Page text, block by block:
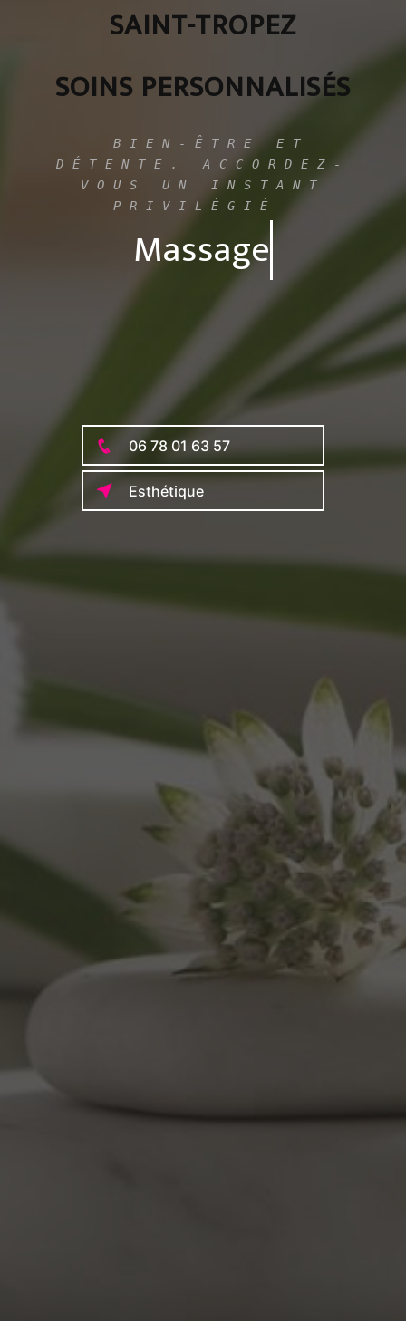
SAINT-TROPEZ
SOINS PERSONNALISÉS
BIEN-ÊTRE ET
DÉTENTE. ACCORDEZ-
VOUS UN INSTANT
PRIVILÉGIÉ
Massage
06 78 01 63 57
Esthétique